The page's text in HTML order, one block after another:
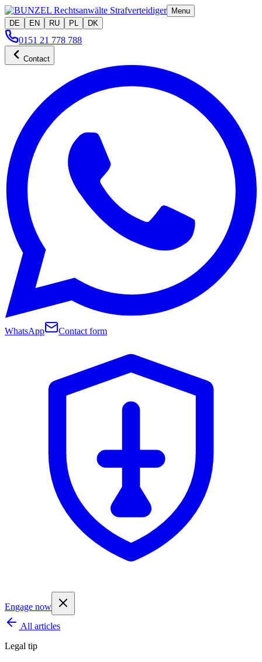
Menu
DE
EN RU PL DK
0151 21 778 788
Contact
WhatsApp Contact form
Engage now
All articles
Legal tip